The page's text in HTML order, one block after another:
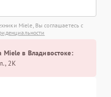
Miele, Вы соглашаетесь с
Miele в Владивостоке:
2К